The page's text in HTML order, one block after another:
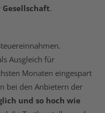
.
Ausgleich für
Monaten eingespart
bei den Anbietern der
und so hoch wie